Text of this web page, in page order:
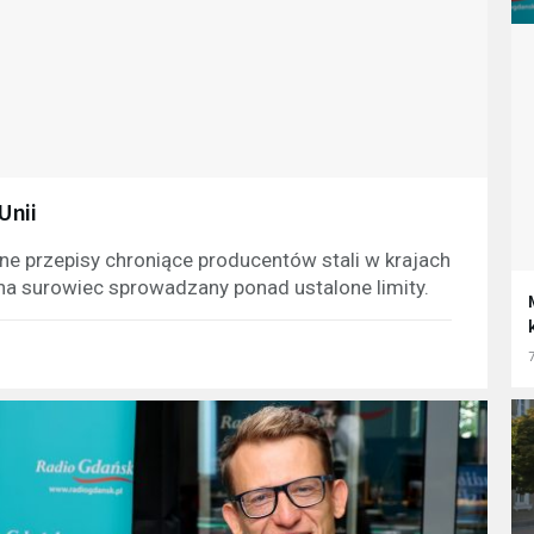
przepisy chroniące producentów stali w krajach
surowiec sprowadzany ponad ustalone limity.